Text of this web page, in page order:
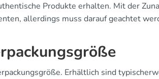
Produkte erhalten. Mit der
allerdings muss darauf geachtet
Erhältlich sind